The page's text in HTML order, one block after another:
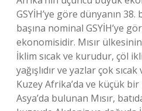
GSYİH’ye göre dünyanın
başına nominal GSYİH’ye
ekonomisidir. Mısır
İklim sıcak ve kurudur, çöl
yağışlıdır ve yazlar çok
Kuzey Afrika’da ve küçük bir
Asya’da bulunan Mısır,